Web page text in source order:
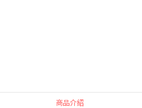
商品介紹